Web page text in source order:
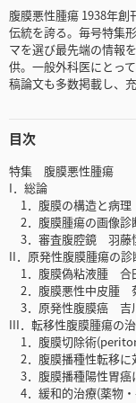
腹膜悪性腫瘍 1938年
伝統を誇る。毎号特集
マを選び最先端の情報
供。一般外科医にとっ
稿論文も多数掲載し、
目次
特集 腹膜悪性腫瘍
I．総論
1．腹膜の構造と病
2．腹膜腫瘍の画像
3．審査腹腔鏡 羽藤
II．原発性腹膜腫瘍の
1．腹膜偽粘液腫 合
2．腹膜悪性中皮腫
3．原発性腹膜癌 吉
III．転移性腹膜腫瘍の
1．腹膜切除術
2．腹膜播種性転移
3．腹膜播種陽性胃
4．緩和的治療(薬物